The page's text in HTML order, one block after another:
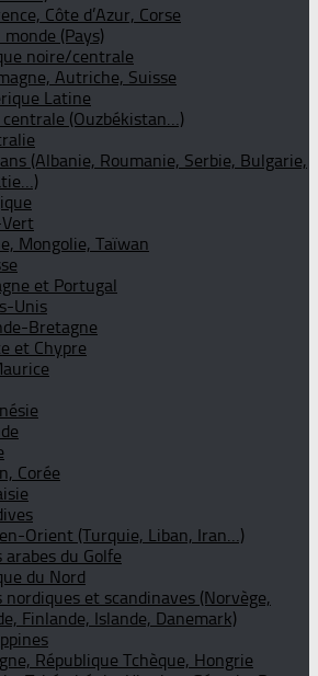
Côte d’Azur, Corse
(Pays)
noire/centrale
Autriche, Suisse
Latine
centrale (Ouzbékistan…)
(Albanie, Roumanie, Serbie, Bulgarie,
Mongolie, Taïwan
et Portugal
Unis
Bretagne
et Chypre
Corée
Orient (Turquie, Liban, Iran…)
arabes du Golfe
du Nord
nordiques et scandinaves (Norvège,
Finlande, Islande, Danemark)
République Tchèque, Hongrie